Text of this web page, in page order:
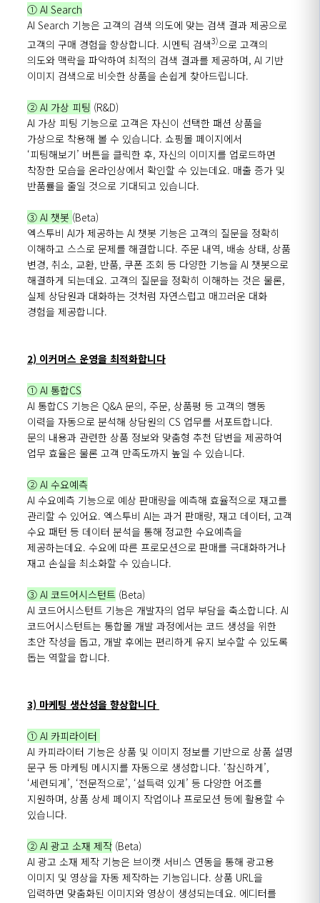
① AI Search
AI Search 기능은 고객의 검색 의도에 맞는 검색 결과 제공으로
고객의 구매 경험을 향상합니다. 시멘틱 검색3)으로 고객의
의도와 맥락을 파악하여 최적의 검색 결과를 제공하며, AI 기반
이미지 검색으로 비슷한 상품을 손쉽게 찾아드립니다.
② AI 가상 피팅 (R&D)
AI 가상 피팅 기능으로 고객은 자신이 선택한 패션 상품을
가상으로 착용해 볼 수 있습니다. 쇼핑몰 페이지에서
‘피팅해보기’ 버튼을 클릭한 후, 자신의 이미지를 업로드하면
착장한 모습을 온라인상에서 확인할 수 있는데요. 매출 증가 및
반품률을 줄일 것으로 기대되고 있습니다.
③ AI 챗봇 (Beta)
엑스투비 AI가 제공하는 AI 챗봇 기능은 고객의 질문을 정확히
이해하고 스스로 문제를 해결합니다. 주문 내역, 배송 상태, 상품
변경, 취소, 교환, 반품, 쿠폰 조회 등 다양한 기능을 AI 챗봇으로
해결하게 되는데요. 고객의 질문을 정확히 이해하는 것은 물론,
실제 상담원과 대화하는 것처럼 자연스럽고 매끄러운 대화
경험을 제공합니다.
2) 이커머스 운영을 최적화합니다
① AI 통합CS
AI 통합CS 기능은 Q&A 문의, 주문, 상품평 등 고객의 행동
이력을 자동으로 분석해 상담원의 CS 업무를 서포트합니다.
문의 내용과 관련한 상품 정보와 맞춤형 추천 답변을 제공하여
업무 효율은 물론 고객 만족도까지 높일 수 있습니다.
② AI 수요예측
AI 수요예측 기능으로 예상 판매량을 예측해 효율적으로 재고를
관리할 수 있어요. 엑스투비 AI는 과거 판매량, 재고 데이터, 고객
수요 패턴 등 데이터 분석을 통해 정교한 수요예측을
제공하는데요. 수요에 따른 프로모션으로 판매를 극대화하거나
재고 손실을 최소화할 수 있습니다.
③ AI 코드어시스턴트 (Beta)
AI 코드어시스턴트 기능은 개발자의 업무 부담을 축소합니다. AI
코드어시스턴트는 통합몰 개발 과정에서는 코드 생성을 위한
초안 작성을 돕고, 개발 후에는 편리하게 유지 보수할 수 있도록
돕는 역할을 합니다.
3) 마케팅 생산성을 향상합니다
① AI 카피라이터
AI 카피라이터 기능은 상품 및 이미지 정보를 기반으로 상품 설명
문구 등 마케팅 메시지를 자동으로 생성합니다. ‘참신하게’,
‘세련되게’, ‘전문적으로’, ‘설득력 있게’ 등 다양한 어조를
지원하며, 상품 상세 페이지 작업이나 프로모션 등에 활용할 수
있습니다.
② AI 광고 소재 제작 (Beta)
AI 광고 소재 제작 기능은 브이캣 서비스 연동을 통해 광고용
이미지 및 영상을 자동 제작하는 기능입니다. 상품 URL을
입력하면 맞춤화된 이미지와 영상이 생성되는데요. 에디터를